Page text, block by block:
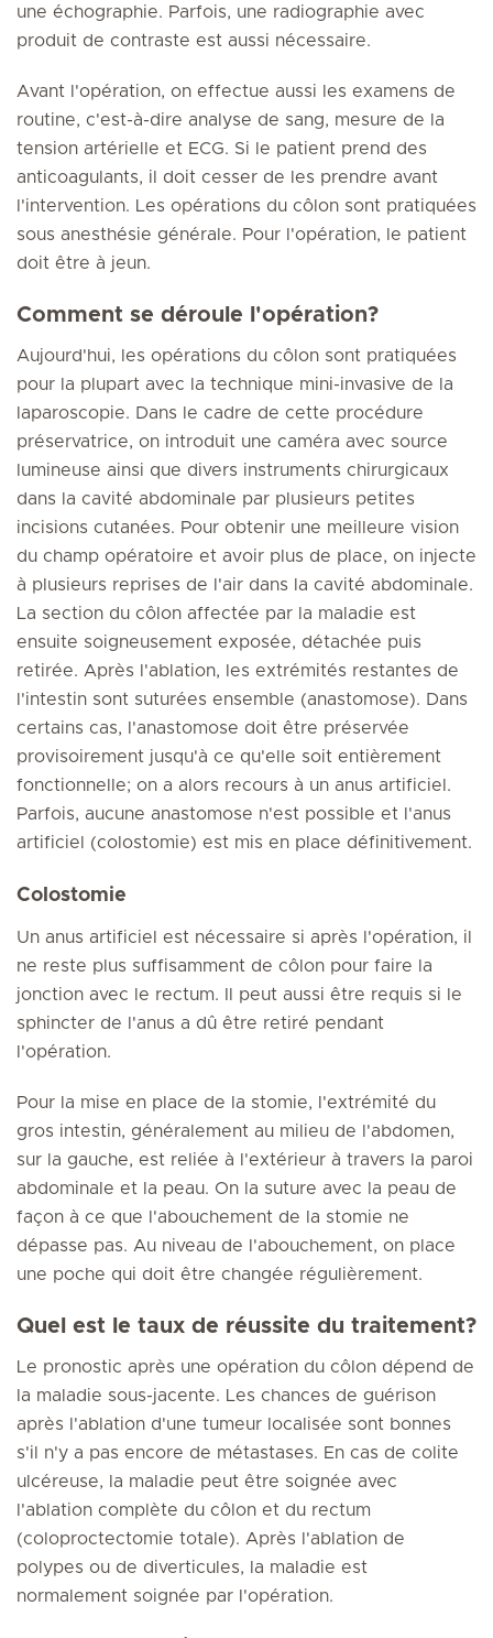
une échographie. Parfois, une radiographie avec
produit de contraste est aussi nécessaire.
Avant l'opération, on effectue aussi les examens de
routine, c'est-à-dire analyse de sang, mesure de la
tension artérielle et ECG. Si le patient prend des
anticoagulants, il doit cesser de les prendre avant
l'intervention. Les opérations du côlon sont pratiquées
sous anesthésie générale. Pour l'opération, le patient
doit être à jeun.
Comment se déroule l'opération?
Aujourd'hui, les opérations du côlon sont pratiquées
pour la plupart avec la technique mini-invasive de la
laparoscopie. Dans le cadre de cette procédure
préservatrice, on introduit une caméra avec source
lumineuse ainsi que divers instruments chirurgicaux
dans la cavité abdominale par plusieurs petites
incisions cutanées. Pour obtenir une meilleure vision
du champ opératoire et avoir plus de place, on injecte
à plusieurs reprises de l'air dans la cavité abdominale.
La section du côlon affectée par la maladie est
ensuite soigneusement exposée, détachée puis
retirée. Après l'ablation, les extrémités restantes de
l'intestin sont suturées ensemble (anastomose). Dans
certains cas, l'anastomose doit être préservée
provisoirement jusqu'à ce qu'elle soit entièrement
fonctionnelle; on a alors recours à un anus artificiel.
Parfois, aucune anastomose n'est possible et l'anus
artificiel (colostomie) est mis en place définitivement.
Colostomie
Un anus artificiel est nécessaire si après l'opération, il
ne reste plus suffisamment de côlon pour faire la
jonction avec le rectum. Il peut aussi être requis si le
sphincter de l'anus a dû être retiré pendant
l'opération.
Pour la mise en place de la stomie, l'extrémité du
gros intestin, généralement au milieu de l'abdomen,
sur la gauche, est reliée à l'extérieur à travers la paroi
abdominale et la peau. On la suture avec la peau de
façon à ce que l'abouchement de la stomie ne
dépasse pas. Au niveau de l'abouchement, on place
une poche qui doit être changée régulièrement.
Quel est le taux de réussite du traitement?
Le pronostic après une opération du côlon dépend de
la maladie sous-jacente. Les chances de guérison
après l'ablation d'une tumeur localisée sont bonnes
s'il n'y a pas encore de métastases. En cas de colite
ulcéreuse, la maladie peut être soignée avec
l'ablation complète du côlon et du rectum
(coloproctectomie totale). Après l'ablation de
polypes ou de diverticules, la maladie est
normalement soignée par l'opération.